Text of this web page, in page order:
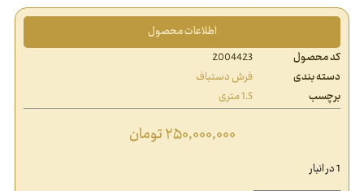
اطلاعات محصول
کد محصول
2004423
دسته بندی
فرش دستباف
برچسب
1.5 متری
۲۵۰,۰۰۰,۰۰۰تومان
1 در انبار